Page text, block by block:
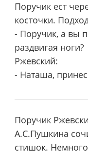
Поручик ест
косточки.
- Поручик, а вы
раздвигая ноги?
Ржевский:
- Наташа,
Поручик
А.С.Пушкина
стишок.